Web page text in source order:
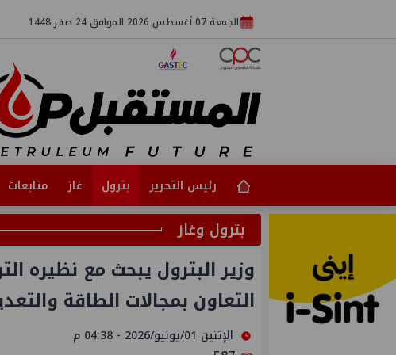
الجمعة 07 أغسطس 2026 الموافق 24 صفر 1448
رئيس التحرير بترول غاز متابعات
بترول وغاز
وزير البترول يبحث مع نظيره
التعاون بمجالات الطاقة
الإثنين 01/يونيو/2026 - 04:38 م